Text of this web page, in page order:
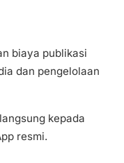
biaya publikasi
dan pengelolaan
kepada
resmi.